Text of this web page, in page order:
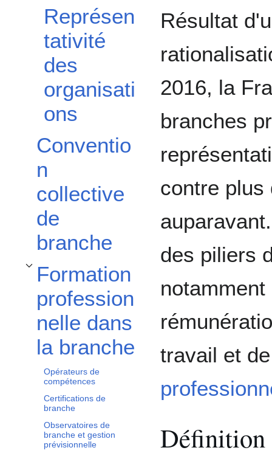
Représen
tativité
des
organisati
ons
Conventio
n
collective
de
branche
Formation
profession
nelle dans
la branche
Afficher / masquer la sous-section Formation professionnelle dans la branche
Opérateurs de
compétences
Certifications de
branche
Observatoires de
branche et gestion
prévisionnelle
Résultat
2016, la
branches
contre plus
des piliers
travail et
Définition